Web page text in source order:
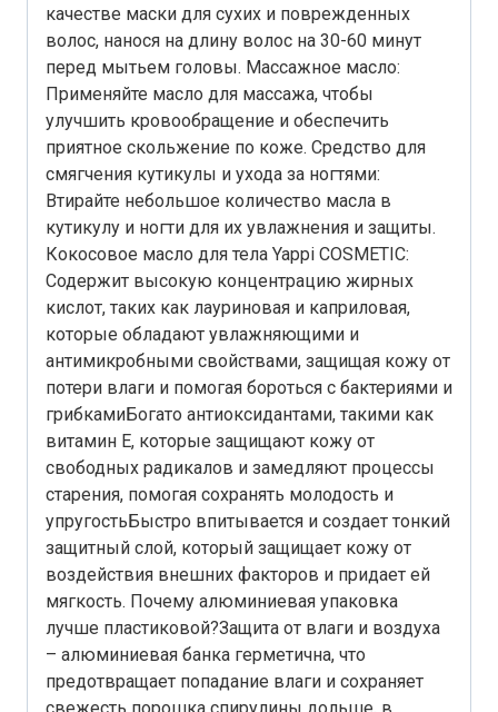
качестве маски для сухих и поврежденных
волос, нанося на длину волос на 30-60 минут
перед мытьем головы. Массажное масло:
Применяйте масло для массажа, чтобы
улучшить кровообращение и обеспечить
приятное скольжение по коже. Средство для
смягчения кутикулы и ухода за ногтями:
Втирайте небольшое количество масла в
кутикулу и ногти для их увлажнения и защиты.
Кокосовое масло для тела Yappi COSMETIC:
Содержит высокую концентрацию жирных
кислот, таких как лауриновая и каприловая,
которые обладают увлажняющими и
антимикробными свойствами, защищая кожу от
потери влаги и помогая бороться с бактериями и
грибкамиБогато антиоксидантами, такими как
витамин E, которые защищают кожу от
свободных радикалов и замедляют процессы
старения, помогая сохранять молодость и
упругостьБыстро впитывается и создает тонкий
защитный слой, который защищает кожу от
воздействия внешних факторов и придает ей
мягкость. Почему алюминиевая упаковка
лучше пластиковой?Защита от влаги и воздуха
– алюминиевая банка герметична, что
предотвращает попадание влаги и сохраняет